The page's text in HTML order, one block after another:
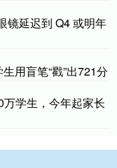
镜延迟到 Q4 或明年
用盲笔“戳”出721分
学生，今年起家长